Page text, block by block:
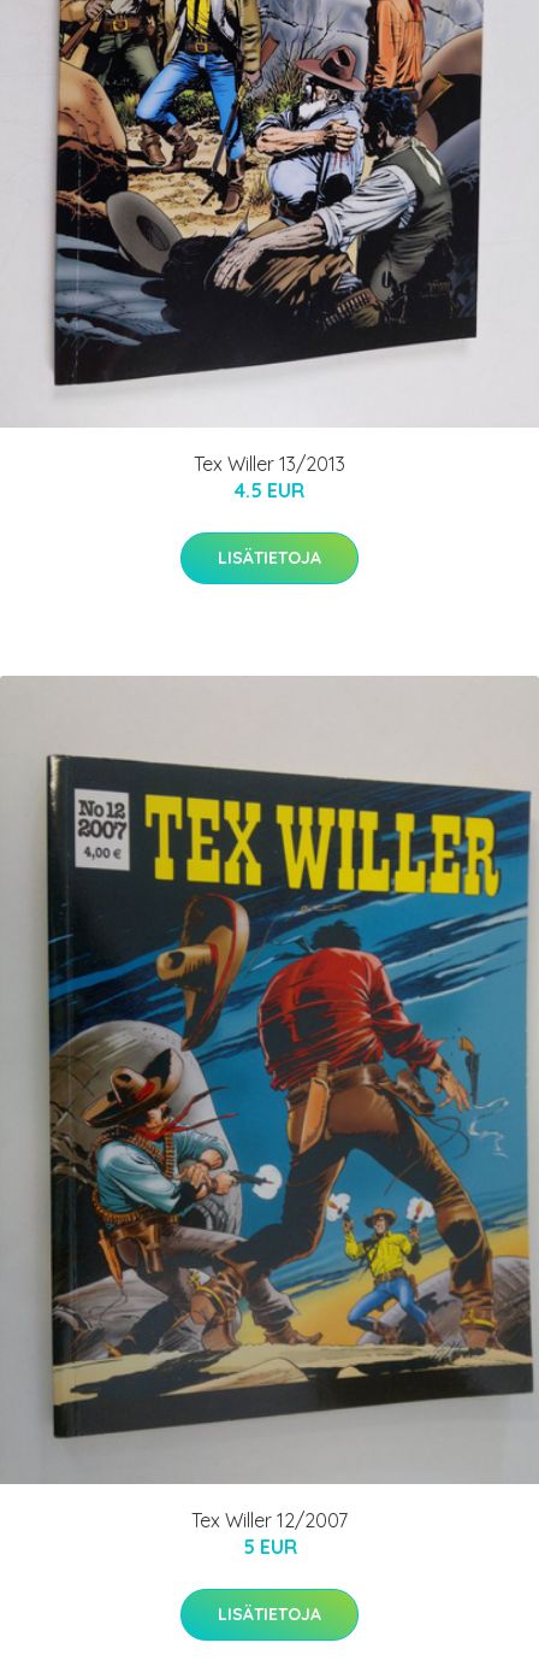
Tex Willer 13/2013
4.5 EUR
LISÄTIETOJA
Tex Willer 12/2007
5 EUR
LISÄTIETOJA